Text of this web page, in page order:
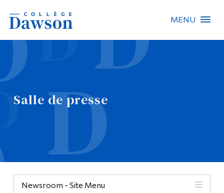
MENU
Salle de presse
Newsroom - Site Menu
Recherche sur le site
Recherche de personnes
EN
Omnivox
Liens rapides